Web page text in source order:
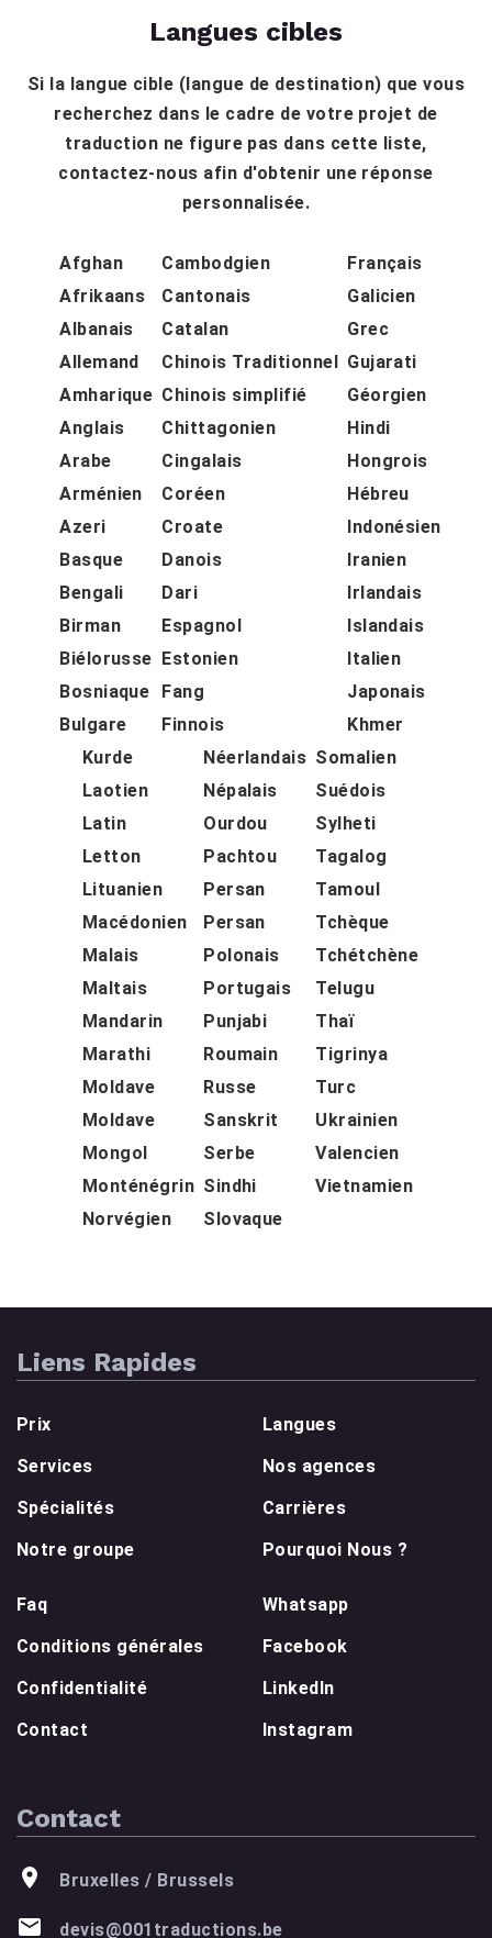
Langues cibles
Si la langue cible (langue de destination) que vous
recherchez dans le cadre de votre projet de
traduction ne figure pas dans cette liste,
contactez-nous afin d'obtenir une réponse
personnalisée.
Afghan
Afrikaans
Albanais
Allemand
Amharique
Anglais
Arabe
Arménien
Azeri
Basque
Bengali
Birman
Biélorusse
Bosniaque
Bulgare
Cambodgien
Cantonais
Catalan
Chinois Traditionnel
Chinois simplifié
Chittagonien
Cingalais
Coréen
Croate
Danois
Dari
Espagnol
Estonien
Fang
Finnois
Français
Galicien
Grec
Gujarati
Géorgien
Hindi
Hongrois
Hébreu
Indonésien
Iranien
Irlandais
Islandais
Italien
Japonais
Khmer
Kurde
Laotien
Latin
Letton
Lituanien
Macédonien
Malais
Maltais
Mandarin
Marathi
Moldave
Moldave
Mongol
Monténégrin
Norvégien
Néerlandais
Népalais
Ourdou
Pachtou
Persan
Persan
Polonais
Portugais
Punjabi
Roumain
Russe
Sanskrit
Serbe
Sindhi
Slovaque
Somalien
Suédois
Sylheti
Tagalog
Tamoul
Tchèque
Tchétchène
Telugu
Thaï
Tigrinya
Turc
Ukrainien
Valencien
Vietnamien
Liens Rapides
Prix
Services
Spécialités
Notre groupe
Langues
Nos agences
Carrières
Pourquoi Nous ?
Faq
Conditions générales
Confidentialité
Contact
Whatsapp
Facebook
LinkedIn
Instagram
Contact
Bruxelles / Brussels
devis@001traductions.be